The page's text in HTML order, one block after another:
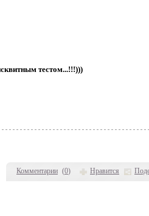
Комментарии (0) Нравится
тестом...!!!)))